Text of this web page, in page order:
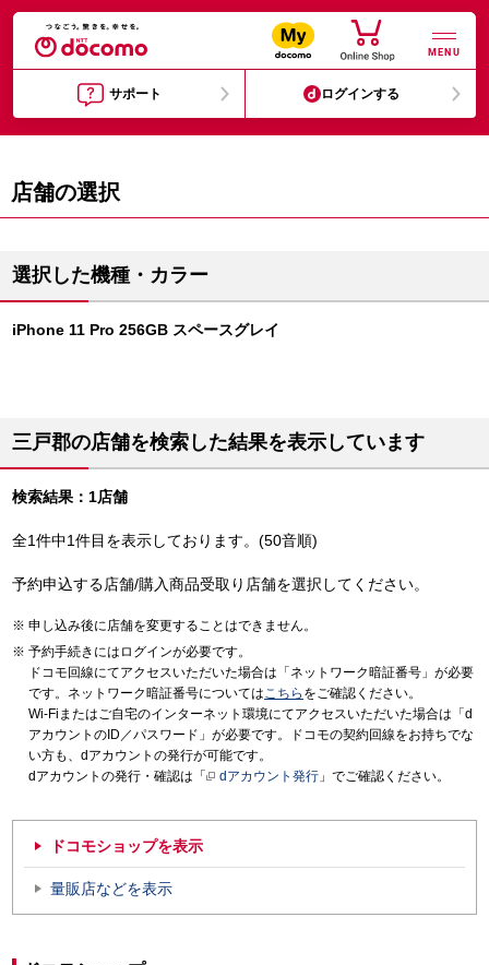
MENU
サポート ログインする
店舗の選択
選択した機種・カラー
iPhone 11 Pro 256GB スペースグレイ
三戸郡の店舗を検索した結果を表示しています
検索結果：1店舗
全1件中1件目を表示しております。(50音順)
予約申込する店舗/購入商品受取り店舗を選択してください。
申し込み後に店舗を変更することはできません。
予約手続きにはログインが必要です。
ドコモ回線にてアクセスいただいた場合は「ネットワーク暗証番号」が必要
です。ネットワーク暗証番号についてはこちら をご確認ください。
Wi-Fiまたはご自宅のインターネット環境にてアクセスいただいた場合は「d
アカウントのID／パスワード」が必要です。ドコモの契約回線をお持ちでな
い方も、dアカウントの発行が可能です。
dアカウントの発行・確認は「
dアカウント発行 」でご確認ください。
ドコモショップを表示
量販店などを表示